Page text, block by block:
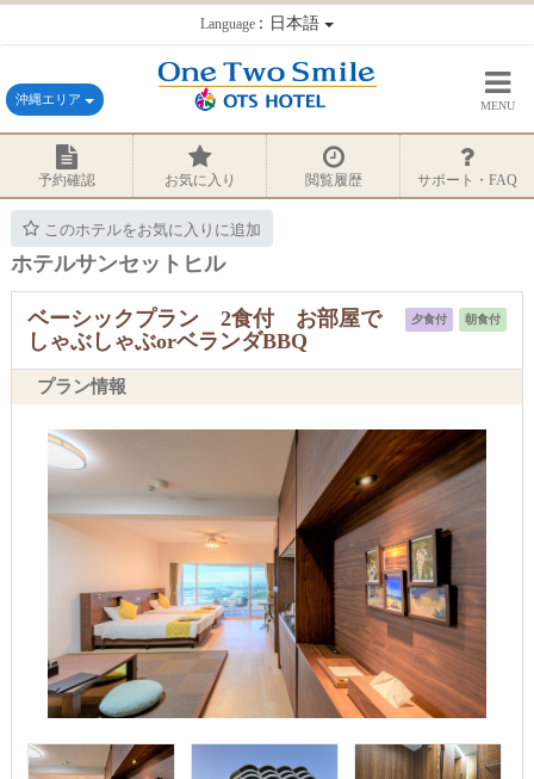
Language：日本語
沖縄エリア MENU
予約確認 お気に入り 閲覧履歴 サポート・FAQ
このホテルをお気に入りに追加
ホテルサンセットヒル
朝食付
夕食付
ベーシックプラン 2食付 お部屋で
しゃぶしゃぶorベランダBBQ
プラン情報